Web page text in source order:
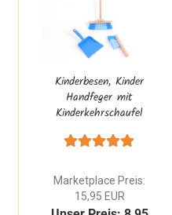
Kinderbesen, Kinder
Handfeger mit
Kinderkehrschaufel
Marketplace Preis:
15,95 EUR